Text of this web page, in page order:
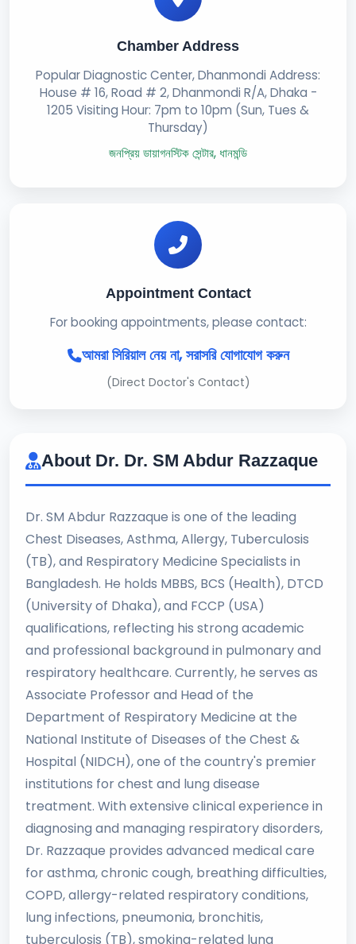
Chamber Address
Popular Diagnostic Center, Dhanmondi Address:
House # 16, Road # 2, Dhanmondi R/A, Dhaka -
1205 Visiting Hour: 7pm to 10pm (Sun, Tues &
Thursday)
জনপ্রিয় ডায়াগনস্টিক সেন্টার, ধানমন্ডি
Appointment Contact
For booking appointments, please contact:
আমরা সিরিয়াল নেয় না, সরাসরি যোগাযোগ করুন
(Direct Doctor's Contact)
About Dr. Dr. SM Abdur Razzaque
Dr. SM Abdur Razzaque is one of the leading
Chest Diseases, Asthma, Allergy, Tuberculosis
(TB), and Respiratory Medicine Specialists in
Bangladesh. He holds MBBS, BCS (Health), DTCD
(University of Dhaka), and FCCP (USA)
qualifications, reflecting his strong academic
and professional background in pulmonary and
respiratory healthcare. Currently, he serves as
Associate Professor and Head of the
Department of Respiratory Medicine at the
National Institute of Diseases of the Chest &
Hospital (NIDCH), one of the country's premier
institutions for chest and lung disease
treatment. With extensive clinical experience in
diagnosing and managing respiratory disorders,
Dr. Razzaque provides advanced medical care
for asthma, chronic cough, breathing difficulties,
COPD, allergy-related respiratory conditions,
lung infections, pneumonia, bronchitis,
tuberculosis (TB), smoking-related lung